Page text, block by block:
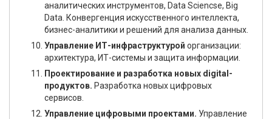
аналитических инструментов, Data Sciencse, Big
Data. Конвергенция искусственного интеллекта,
бизнес-аналитики и решений для анализа данных.
Управление ИТ-инфраструктурой организации:
архитектура, ИТ-системы и защита информации.
Проектирование и разработка новых digital-
продуктов. Разработка новых цифровых
сервисов.
Управление цифровыми проектами. Управление